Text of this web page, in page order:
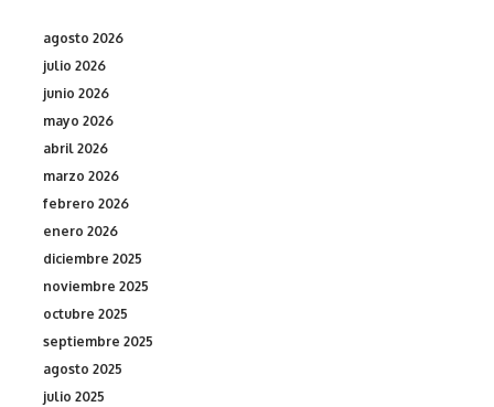
agosto 2026
julio 2026
junio 2026
mayo 2026
abril 2026
marzo 2026
febrero 2026
enero 2026
diciembre 2025
noviembre 2025
octubre 2025
septiembre 2025
agosto 2025
julio 2025